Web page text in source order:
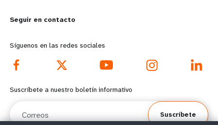
o
r
e
f
d
o
Seguir en contacto
Síguenos en las redes sociales
Suscríbete a nuestro boletín informativo
Suscríbete